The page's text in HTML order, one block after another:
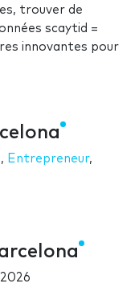
trouver de
scaytid =
innovantes pour
, Entrepreneur,